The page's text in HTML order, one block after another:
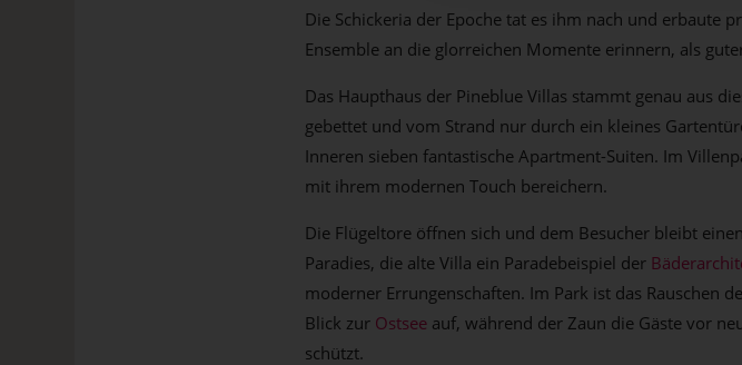
Die Schickeria der Epoche tat es ihm nach und erbaute
Ensemble an die glorreichen Momente erinnern, als
Das Haupthaus der Pineblue Villas stammt genau aus
gebettet und vom Strand nur durch ein kleines
Inneren sieben fantastische Apartment-Suiten. Im
mit ihrem modernen Touch bereichern.
Die Flügeltore öffnen sich und dem Besucher bleibt
Paradies, die alte Villa ein Paradebeispiel der
moderner Errungenschaften. Im Park ist das Rauschen
Blick zur Ostsee auf, während der Zaun die Gäste vor
schützt.